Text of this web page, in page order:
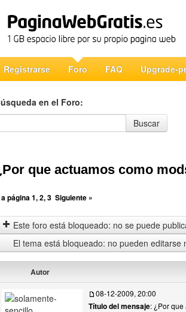
Registrarse Foro FAQ Upgrade-
en el Foro:
en el Foro
Buscar
que actuamos como
página1,2,3 Siguiente »
Este foro está bloqueado: no se puede
El tema está bloqueado: no pueden editarse
Autor
08-12-2009, 20:00
Título del mensaje: ¿Por